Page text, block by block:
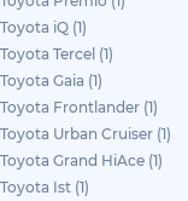
Toyota iQ (1)
Toyota Tercel (1)
Toyota Gaia (1)
Toyota Frontlander (1)
Toyota Urban Cruiser (1)
Toyota Grand HiAce (1)
Toyota Ist (1)